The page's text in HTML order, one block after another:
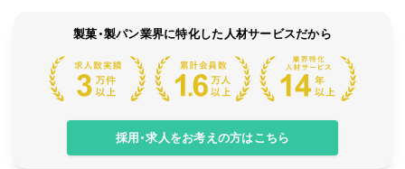
製菓・製パン業界に特化した人材サービスだから
採用・求人をお考えの方はこちら